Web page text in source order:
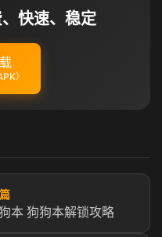
快速、稳定
）
本 狗狗本解锁攻略